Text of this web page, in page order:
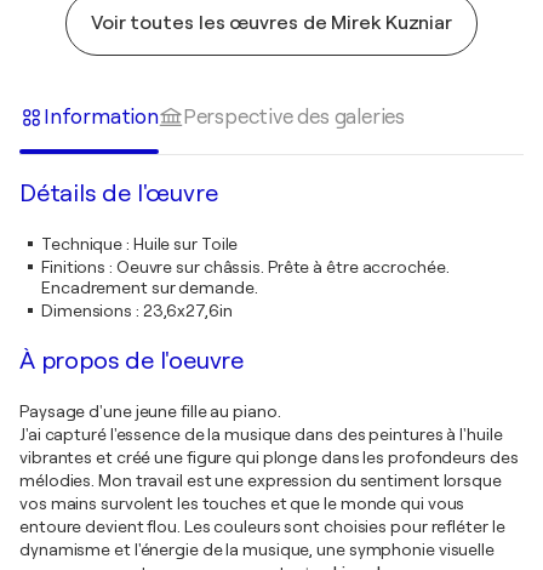
Voir toutes les œuvres de Mirek Kuzniar
Information Perspective des galeries
Détails de l'œuvre
Technique: Huile sur Toile
Finitions : Oeuvre sur châssis. Prête à être accrochée.
Encadrement sur demande.
Dimensions : 23,6x27,6in
À propos de l'oeuvre
Paysage d'une jeune fille au piano.
J'ai capturé l'essence de la musique dans des peintures à l'huile
vibrantes et créé une figure qui plonge dans les profondeurs des
mélodies. Mon travail est une expression du sentiment lorsque
vos mains survolent les touches et que le monde qui vous
entoure devient flou. Les couleurs sont choisies pour refléter le
dynamisme et l'énergie de la musique, une symphonie visuelle